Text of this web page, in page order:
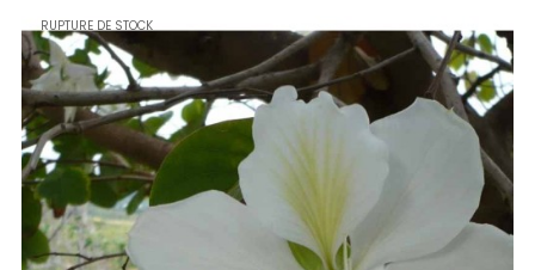
RUPTURE DE STOCK